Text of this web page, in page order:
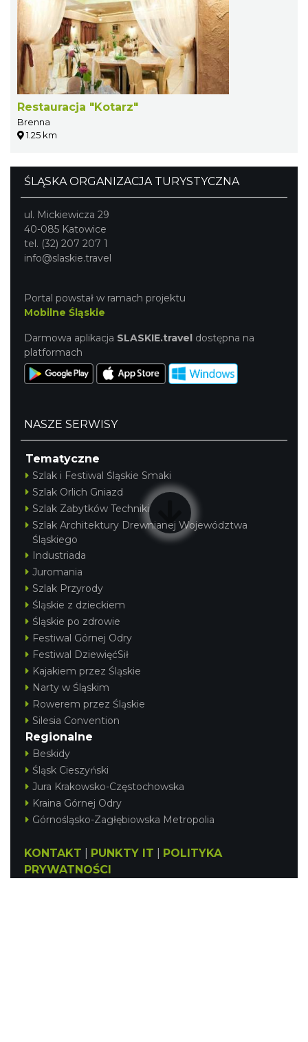
Restauracja "Kotarz"
Brenna
1.25 km
ŚLĄSKA ORGANIZACJA TURYSTYCZNA
ul. Mickiewicza 29
40-085 Katowice
tel. (32) 207 207 1
info@slaskie.travel
Portal powstał w ramach projektu
Mobilne Śląskie
Darmowa aplikacja SLASKIE.travel dostępna na
platformach
NASZE SERWISY
Tematyczne
Szlak i Festiwal Śląskie Smaki
Szlak Orlich Gniazd
Szlak Zabytków Techniki
Szlak Architektury Drewnianej Województwa
Śląskiego
Industriada
Juromania
Szlak Przyrody
Śląskie z dzieckiem
Śląskie po zdrowie
Festiwal Górnej Odry
Festiwal DziewięćSił
Kajakiem przez Śląskie
Narty w Śląskim
Rowerem przez Śląskie
Silesia Convention
Regionalne
Beskidy
Śląsk Cieszyński
Jura Krakowsko-Częstochowska
Kraina Górnej Odry
Górnośląsko-Zagłębiowska Metropolia
KONTAKT PUNKTY IT
POLITYKA
PRYWATNOŚCI